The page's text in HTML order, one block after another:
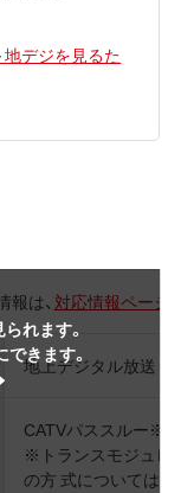
デジを見るた
れます。
きます。
は、 対応情報ページ
地上デジタル放送（
CATVパススルー※、
※トランスモジュレ
の方 式については